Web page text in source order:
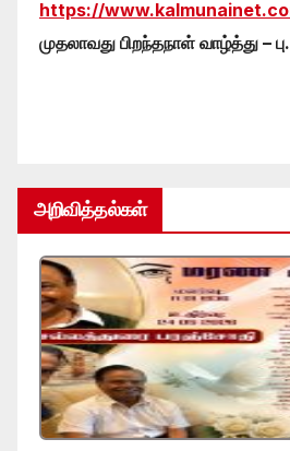
https://
முதலாவது பிறந்தநாள் வாழ்த்து –
அறிவித்தல்கள்